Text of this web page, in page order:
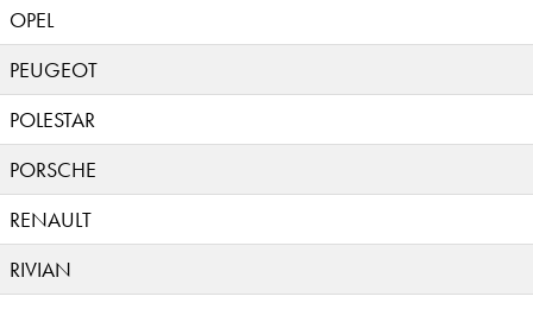
OPEL
PEUGEOT
POLESTAR
PORSCHE
RENAULT
RIVIAN